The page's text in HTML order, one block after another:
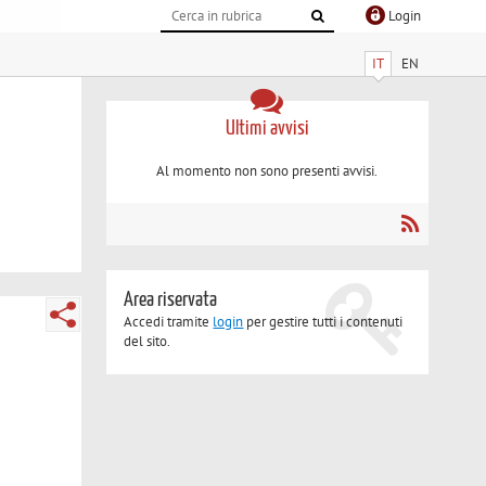
Login
IT EN
Ultimi avvisi
Al momento non sono presenti avvisi.
Area riservata
Accedi tramite login per gestire tutti i contenuti
del sito.